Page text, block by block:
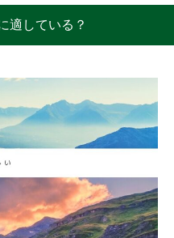
適している？